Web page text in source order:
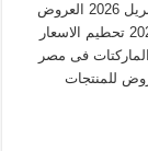
نت تقدم لكم عروض كازيون الخميس الجديدة لشهر ابريل 2026 العروض
الجديدة من كازيون تسرى من 2 ابريل حتى 6 ابريل 2026 تحطيم الاسعار
فى مصر
للمنتجات